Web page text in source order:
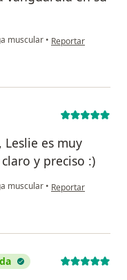
muscular • en opinión del
Reportar
Leslie es muy
y preciso :)
muscular • en opinión del
Reportar